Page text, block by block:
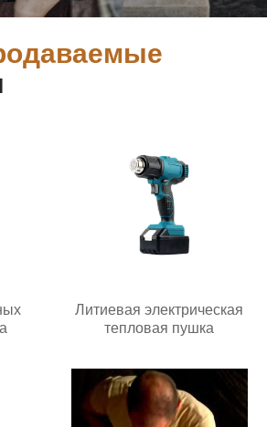
Литиевая электрическая
тепловая пушка